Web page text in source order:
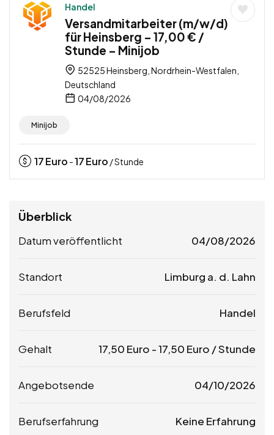
Handel
Versandmitarbeiter (m/w/d)
für Heinsberg – 17,00 € /
Stunde – Minijob
52525 Heinsberg, Nordrhein-Westfalen,
Deutschland
04/08/2026
Minijob
17Euro -17Euro / Stunde
Überblick
Datum veröffentlicht 04/08/2026
Standort Limburg a. d. Lahn
Berufsfeld Handel
Gehalt 17,50 Euro -17,50 Euro / Stunde
Angebotsende 04/10/2026
Berufserfahrung Keine Erfahrung